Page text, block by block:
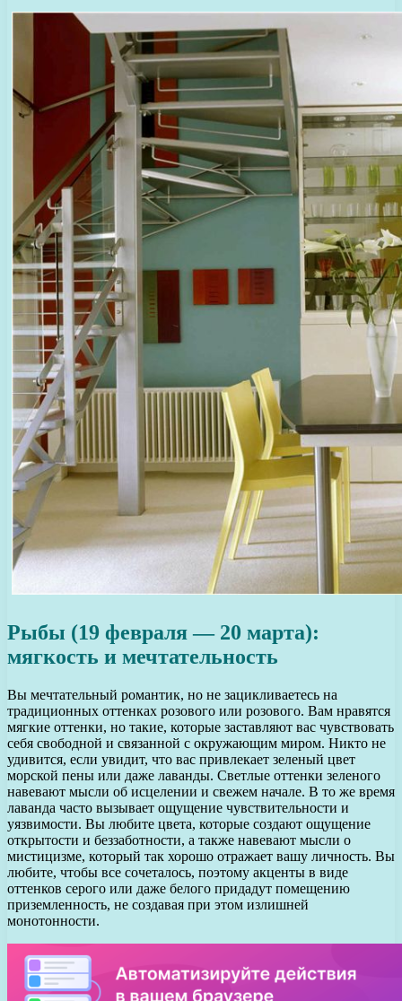
Рыбы (19 февраля — 20 марта):
мягкость и мечтательность
Вы мечтательный романтик, но не зацикливаетесь на
традиционных оттенках розового или розового. Вам нравятся
мягкие оттенки, но такие, которые заставляют вас чувствовать
себя свободной и связанной с окружающим миром. Никто не
удивится, если увидит, что вас привлекает зеленый цвет
морской пены или даже лаванды. Светлые оттенки зеленого
навевают мысли об исцелении и свежем начале. В то же время
лаванда часто вызывает ощущение чувствительности и
уязвимости. Вы любите цвета, которые создают ощущение
открытости и беззаботности, а также навевают мысли о
мистицизме, который так хорошо отражает вашу личность. Вы
любите, чтобы все сочеталось, поэтому акценты в виде
оттенков серого или даже белого придадут помещению
приземленность, не создавая при этом излишней
монотонности.